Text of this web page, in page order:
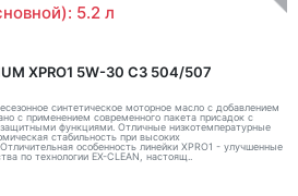
5.2 л
XPRO1 5W-30 C3 504/507
синтетическое моторное масло с добавлением
с применением современного пакета присадок с
функциями. Отличные низкотемпературные
стабильность при высоких
особенность линейки XPRO1 - улучшенные
по технологии EX-CLEAN, настоящ..